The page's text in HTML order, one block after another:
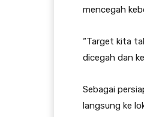
mencegah
“Target kita
dicegah dan
Sebagai
langsung ke